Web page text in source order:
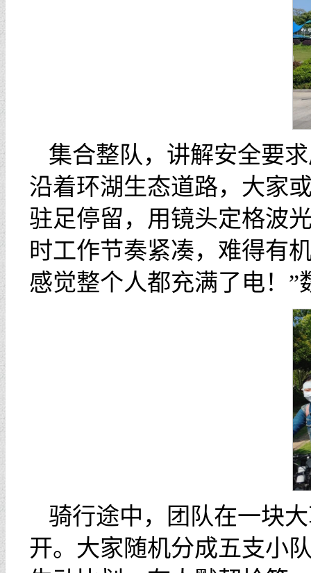
集合整队，讲解安全要
沿着环湖生态道路，大家
驻足停留，用镜头定格波
时工作节奏紧凑，难得有
感觉整个人都充满了电！
骑行途中，团队在一块
开。大家随机分成五支小